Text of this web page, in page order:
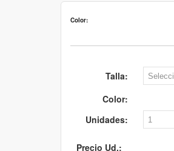
Color:
Talla:
Color:
Unidades:
Precio Ud.: